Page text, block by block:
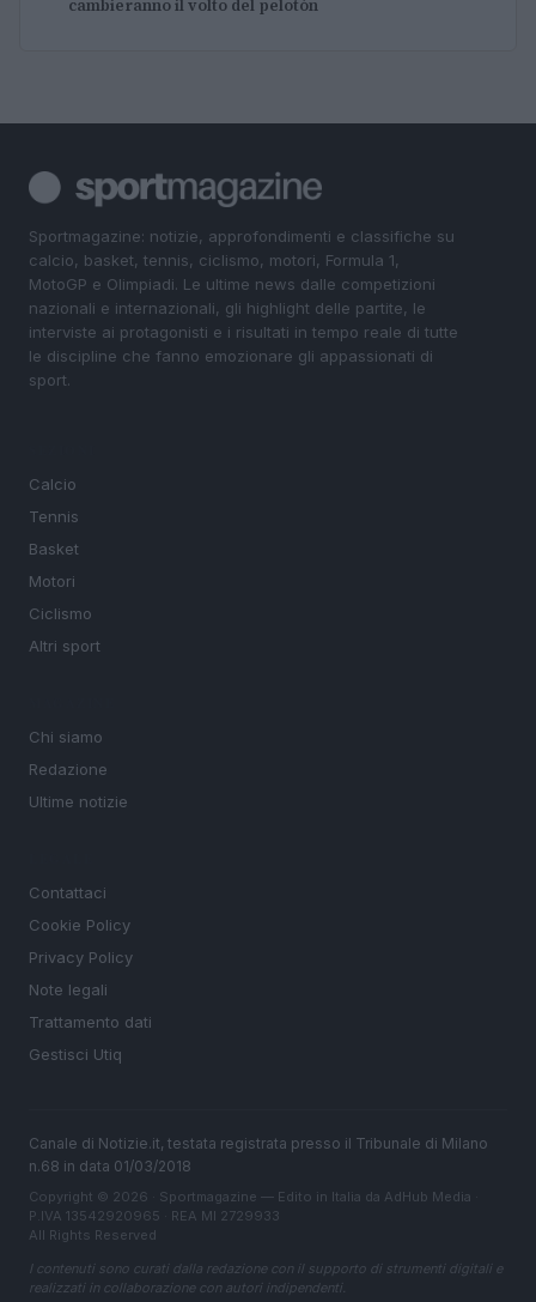
cambieranno il volto del pelotón
Sportmagazine: notizie, approfondimenti e classifiche su
calcio, basket, tennis, ciclismo, motori, Formula 1,
MotoGP e Olimpiadi. Le ultime news dalle competizioni
nazionali e internazionali, gli highlight delle partite, le
interviste ai protagonisti e i risultati in tempo reale di tutte
le discipline che fanno emozionare gli appassionati di
sport.
Calcio
Tennis
Basket
Motori
Ciclismo
Altri sport
Chi siamo
Redazione
Ultime notizie
Contattaci
Cookie Policy
Privacy Policy
Note legali
Trattamento dati
Gestisci Utiq
Canale di Notizie.it, testata registrata presso il Tribunale di Milano
n.68 in data 01/03/2018
Copyright © 2026 · Sportmagazine — Edito in Italia da AdHub Media
P.IVA 13542920965 · REA MI 2729933
All Rights Reserved
I contenuti sono curati dalla redazione con il supporto di strumenti digitali e
realizzati in collaborazione con autori indipendenti.